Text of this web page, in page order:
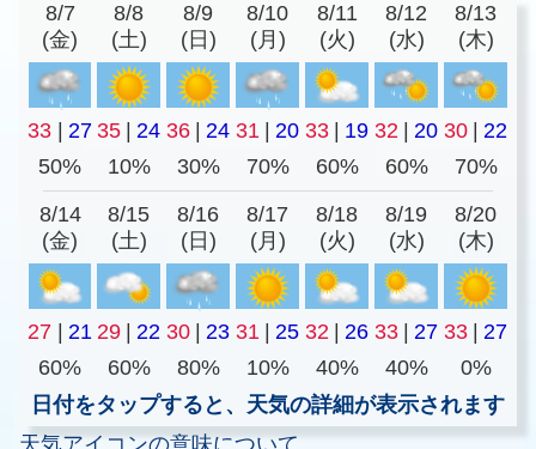
8/7
(金)
8/8
(土)
8/9
(日)
8/10
(月)
8/11
(火)
8/12
(水)
8/13
(木)
33 27 35 24 36 24 31 20 33 19 32 20 30
22
50%
10% 30% 70% 60% 60% 70%
8/14
(金)
8/15
(土)
8/16
(日)
8/17
(月)
8/18
(火)
8/19
(水)
8/20
(木)
27 21 29 22 30 23 31 25 32 26 33 27 33
27
60%
60% 80% 10% 40% 40%
0%
日付をタップすると、天気の詳細が表示されます